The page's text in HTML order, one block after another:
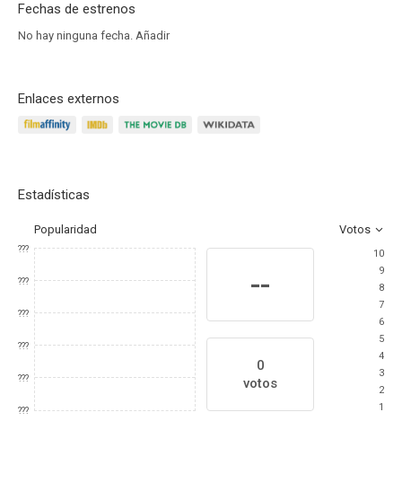
Fechas de estrenos
No hay ninguna fecha. Añadir
Enlaces externos
Estadísticas
Popularidad Votos
???
???
???
???
???
???
--
0
votos
10
9
8
7
6
5
4
3
2
1